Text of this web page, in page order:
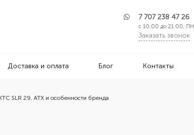
7 707 238 47 26
с 10:00 до 21:00,
Заказать звонок
Доставка и оплата Блог Контакты
SLR 29, ATX и особенности бренда